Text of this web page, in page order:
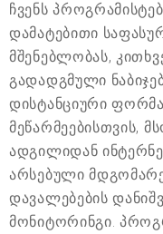
ჩვენს
დამატებითი
მშენებლობას,
გადადგმული
დისტანციური
მეწარმეებისთვის,
ადგილიდან
არსებული
დავალებების
მონიტორინგი.